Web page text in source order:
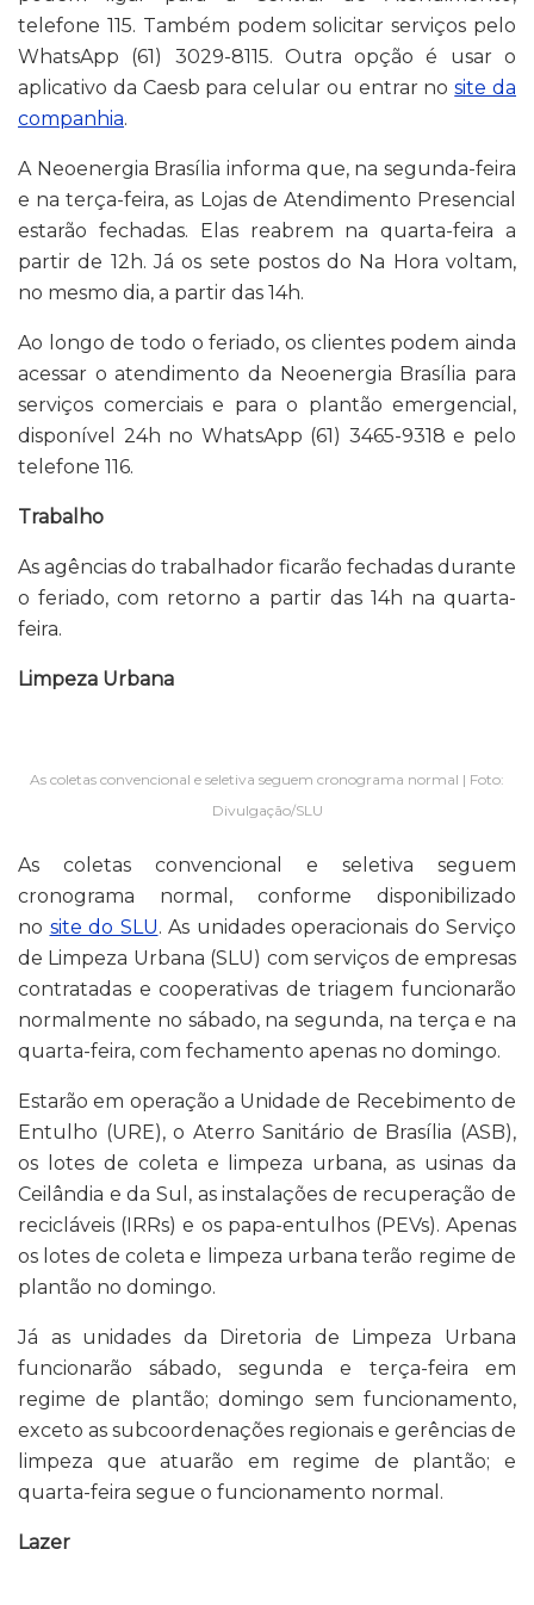
telefone 115. Também podem solicitar serviços pelo
WhatsApp (61) 3029-8115. Outra opção é usar o
aplicativo da Caesb para celular ou entrar nosite da
companhia.
A Neoenergia Brasília informa que, na segunda-feira
e na terça-feira, as Lojas de Atendimento Presencial
estarão fechadas. Elas reabrem na quarta-feira a
partir de 12h. Já os sete postos do Na Hora voltam,
no mesmo dia, a partir das 14h.
Ao longo de todo o feriado, os clientes podem ainda
acessar o atendimento da Neoenergia Brasília para
serviços comerciais e para o plantão emergencial,
disponível 24h no WhatsApp (61) 3465-9318 e pelo
telefone 116.
Trabalho
As agências do trabalhador ficarão fechadas durante
o feriado, com retorno a partir das 14h na quarta-
feira.
Limpeza Urbana
As coletas convencional e seletiva seguem cronograma normal | Foto:
Divulgação/SLU
As coletas convencional e seletiva seguem
cronograma normal, conforme disponibilizado
no site do SLU. As unidades operacionais do Serviço
de Limpeza Urbana (SLU) com serviços de empresas
contratadas e cooperativas de triagem funcionarão
normalmente no sábado, na segunda, na terça e na
quarta-feira, com fechamento apenas no domingo.
Estarão em operação a Unidade de Recebimento de
Entulho (URE), o Aterro Sanitário de Brasília (ASB),
os lotes de coleta e limpeza urbana, as usinas da
Ceilândia e da Sul, as instalações de recuperação de
recicláveis (IRRs) e os papa-entulhos (PEVs). Apenas
os lotes de coleta e limpeza urbana terão regime de
plantão no domingo.
Já as unidades da Diretoria de Limpeza Urbana
funcionarão sábado, segunda e terça-feira em
regime de plantão; domingo sem funcionamento,
exceto as subcoordenações regionais e gerências de
limpeza que atuarão em regime de plantão; e
quarta-feira segue o funcionamento normal.
Lazer